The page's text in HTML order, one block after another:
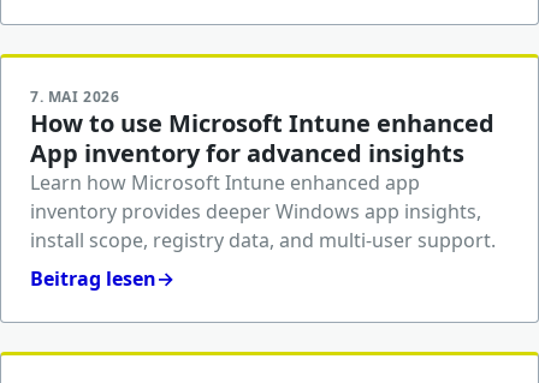
7. MAI 2026
How to use Microsoft Intune enhanced
App inventory for advanced insights
Learn how Microsoft Intune enhanced app
inventory provides deeper Windows app insights,
install scope, registry data, and multi-user support.
Beitrag lesen→